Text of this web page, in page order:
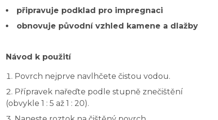
připravuje podklad pro impregnaci
obnovuje původní vzhled kamene a dlažby
Návod k použití
Povrch nejprve navlhčete čistou vodou.
Přípravek nařeďte podle stupně znečištění
(obvykle 1 : 5 až 1 : 20).